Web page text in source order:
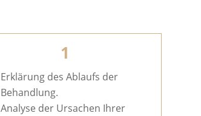
1
Erklärung des Ablaufs der
Behandlung.
Analyse der Ursachen Ihrer